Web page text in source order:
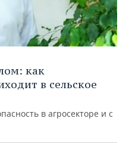
как
в сельское
в агросекторе и с